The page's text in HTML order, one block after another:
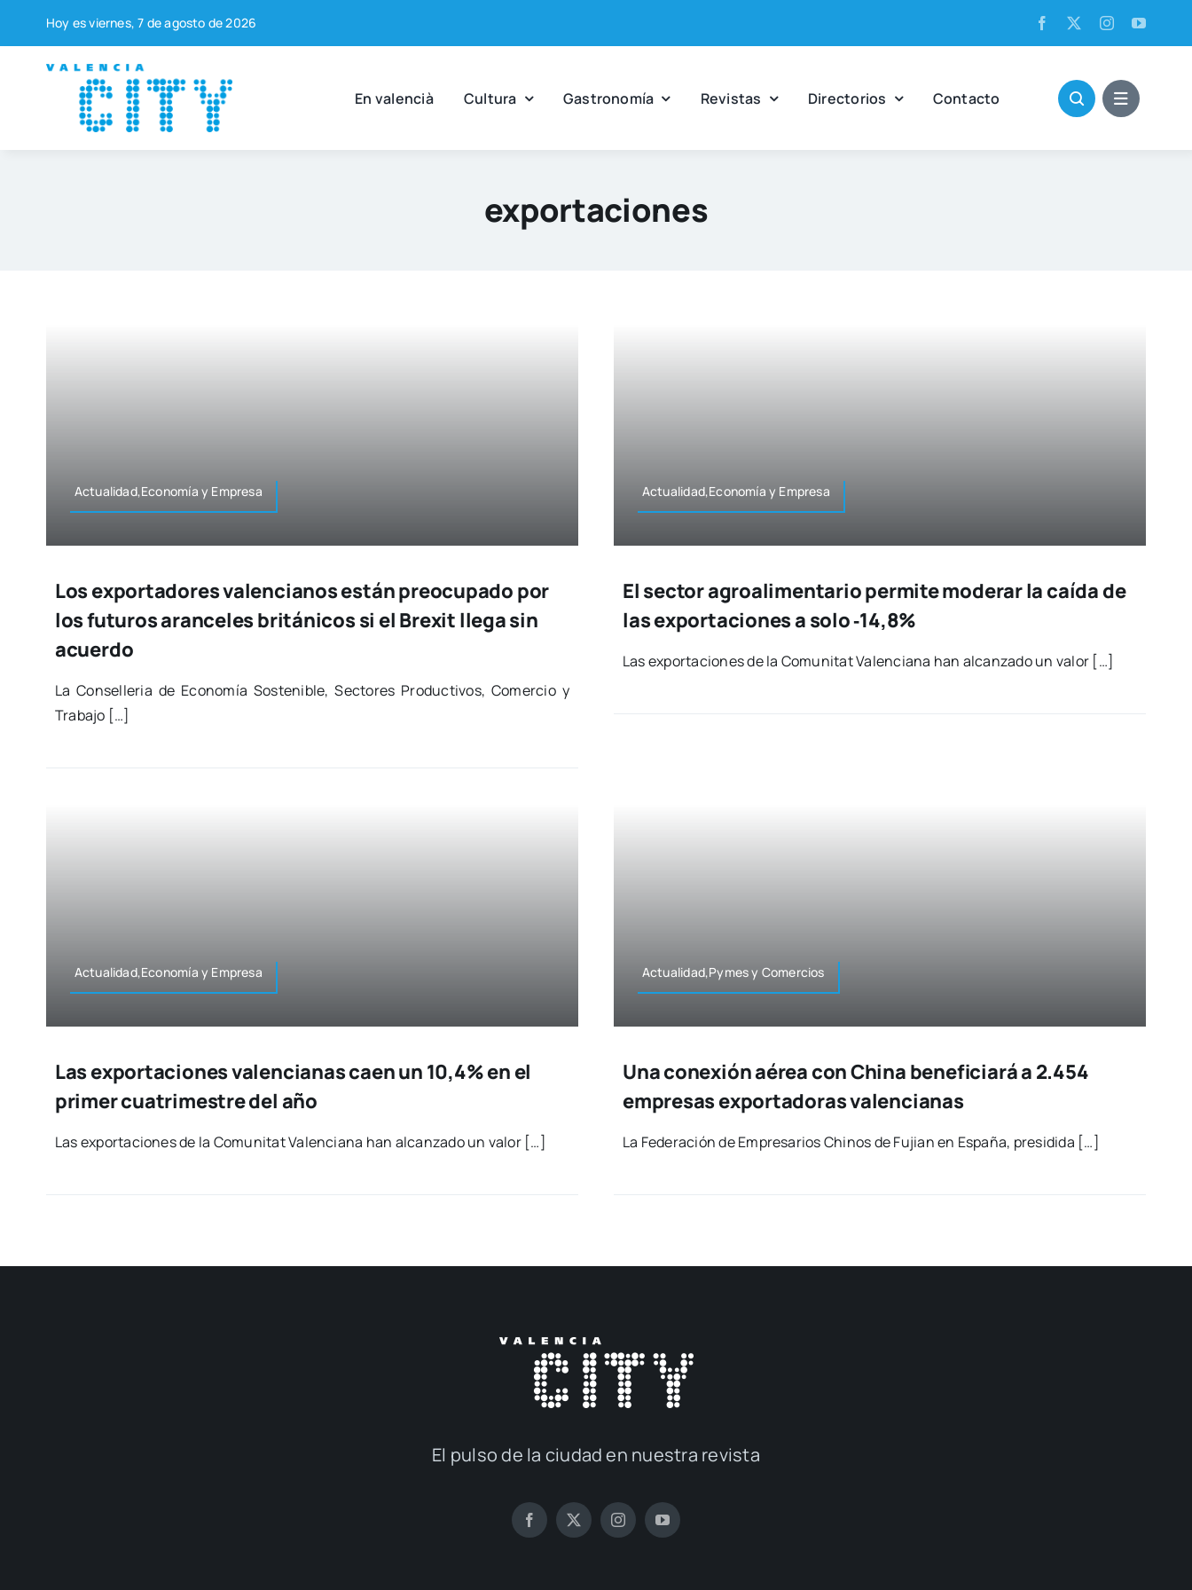
contenido
Hoy es vier­nes, 7 de agos­to de 2026
En valen­cià Cul­tu­ra Gas­tro­no­mía Revis­tas Direc­to­rios Con­tac­to
exportaciones
Actualidad,Economía y Empre­sa
Los exportadores valencianos están preocupado por
los futuros aranceles británicos si el Brexit llega sin
acuerdo
La Con­se­lle­ria de Eco­no­mía Sos­te­ni­ble, Sec­to­res Pro­duc­ti­vos, Comer­cio y
Tra­ba­jo […]
Actualidad,Economía y Empre­sa
El sector agroalimentario permite moderar la caída de
las exportaciones a solo ‑14,8%
Las expor­ta­cio­nes de la Comu­ni­tat Valen­cia­na han alcan­za­do un valor […]
Actualidad,Economía y Empre­sa
Las exportaciones valencianas caen un 10,4% en el
primer cuatrimestre del año
Las expor­ta­cio­nes de la Comu­ni­tat Valen­cia­na han alcan­za­do un valor […]
Actualidad,Pymes y Comer­cios
Una conexión aérea con China beneficiará a 2.454
empresas exportadoras valencianas
La Fede­ra­ción de Empre­sa­rios Chi­nos de Fujian en Espa­ña, pre­si­di­da […]
El pul­so de la ciu­dad en nues­tra revis­ta